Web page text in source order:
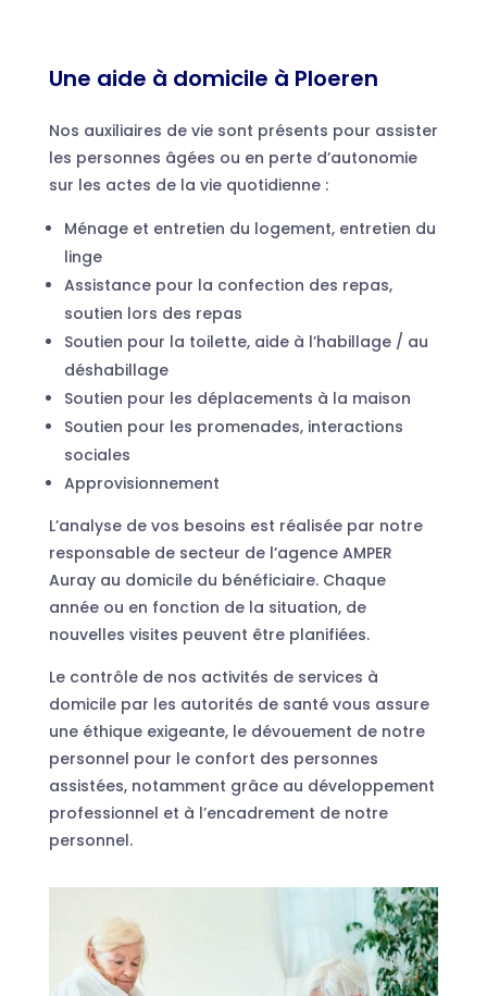
Une aide à domicile à Ploeren
Nos auxiliaires de vie sont présents pour assister
les personnes âgées ou en perte d’autonomie
sur les actes de la vie quotidienne :
Ménage et entretien du logement, entretien du
linge
Assistance pour la confection des repas,
soutien lors des repas
Soutien pour la toilette, aide à l’habillage / au
déshabillage
Soutien pour les déplacements à la maison
Soutien pour les promenades, interactions
sociales
Approvisionnement
L’analyse de vos besoins est réalisée par notre
responsable de secteur de l’agence AMPER
Auray au domicile du bénéficiaire. Chaque
année ou en fonction de la situation, de
nouvelles visites peuvent être planifiées.
Le contrôle de nos activités de services à
domicile par les autorités de santé vous assure
une éthique exigeante, le dévouement de notre
personnel pour le confort des personnes
assistées, notamment grâce au développement
professionnel et à l’encadrement de notre
personnel.